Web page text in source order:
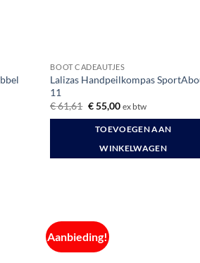
BOOT CADEAUTJES
Lalizas Handpeilkompas
11
€61,61 Oorspronkelijke
was:
€ 61,61.
€55,00Huidige
is:
€ 55,00.
ex btw
TOEVOEGEN AAN
WINKELWAGEN
Aanbieding!